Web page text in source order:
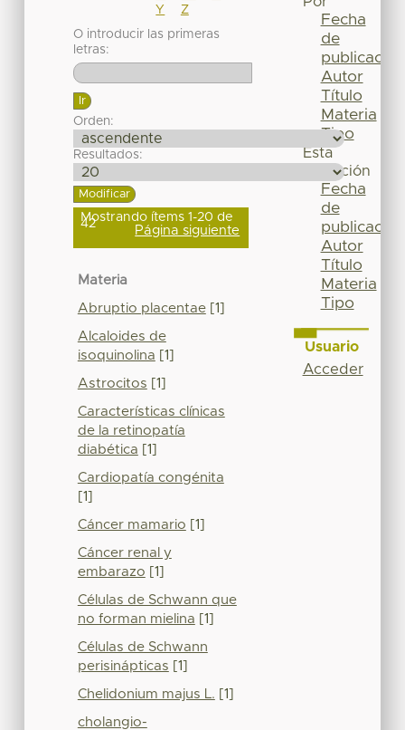
Y
Z
O introducir las primeras
letras:
Orden:
Resultados:
Mostrando ítems 1-20 de
42 Página siguiente
Materia
Abruptio placentae[1]
Alcaloides de
isoquinolina [1]
Astrocitos [1]
Características clínicas
de la retinopatía
diabética [1]
Cardiopatía congénita
[1]
Cáncer mamario [1]
Cáncer renal y
embarazo [1]
Células de Schwann que
no forman mielina [1]
Células de Schwann
perisinápticas [1]
Chelidonium majus L. [1]
cholangio-
Fecha
de
publicación
Autor
Título
Materia
Tipo
Esta
colección
Fecha
de
publicación
Autor
Título
Materia
Tipo
Usuario
Acceder